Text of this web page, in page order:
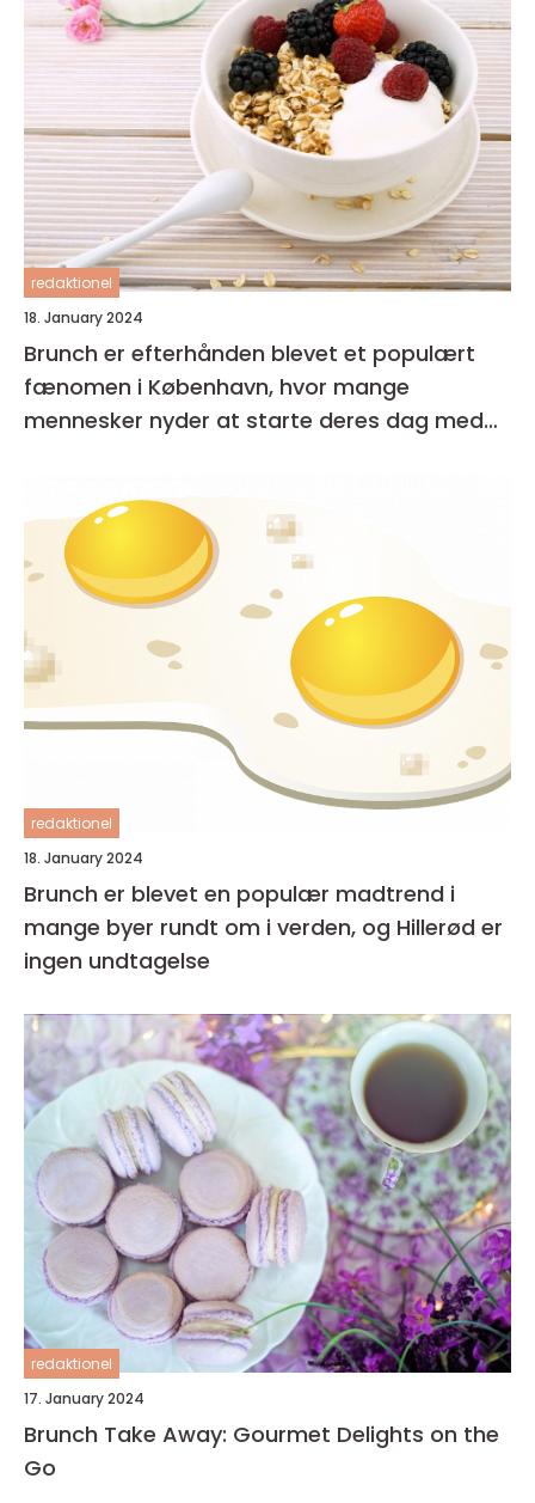
redaktionel
18. January 2024
Brunch er efterhånden blevet et populært
fænomen i København, hvor mange
mennesker nyder at starte deres dag med
redaktionel
18. January 2024
Brunch er blevet en populær madtrend i
mange byer rundt om i verden, og Hillerød er
ingen undtagelse
redaktionel
17. January 2024
Brunch Take Away: Gourmet Delights on the
Go